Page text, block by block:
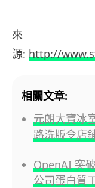
來
源: http://
相關文章:
元朗大寶冰
路洗版令店
OpenAI 突
公司蛋白質